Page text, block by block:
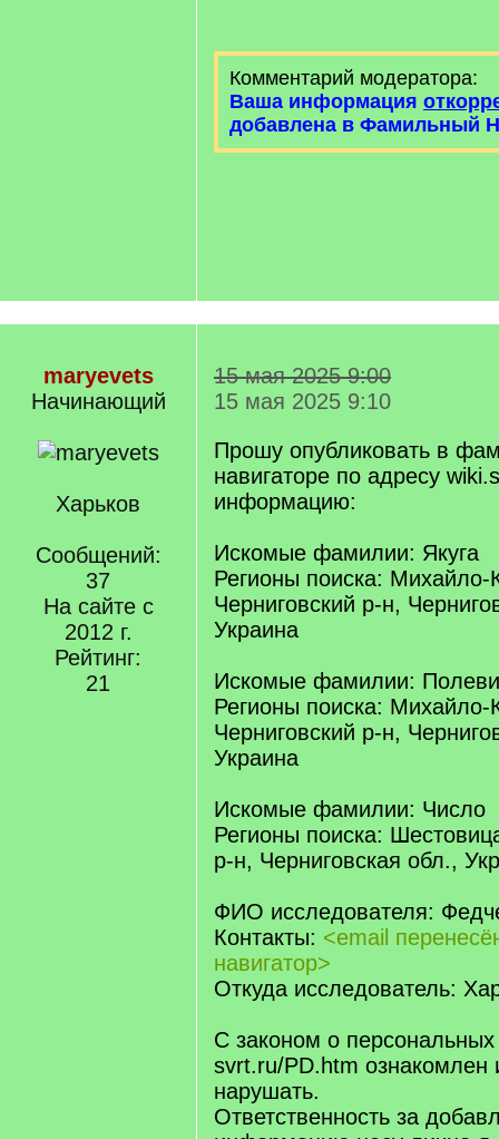
Комментарий модератора:
Ваша информация
добавлена в Фамильный
maryevets
Начинающий
Харьков
Сообщений:
37
На сайте с
2012 г.
Рейтинг:
21
15 мая 2025 9:00
15 мая 2025 9:10
Прошу опубликовать в
навигаторе по адресу
информацию:
Искомые фамилии: Якуга
Регионы поиска: Михайло-
Черниговский р-н,
Украина
Искомые фамилии:
Регионы поиска: Михайло-
Черниговский р-н,
Украина
Искомые фамилии: Число
Регионы поиска:
р-н, Черниговская обл.,
ФИО исследователя:
Контакты: <email
навигатор>
Откуда исследователь:
С законом о
svrt.ru/PD.htm ознакомлен
нарушать.
Ответственность за